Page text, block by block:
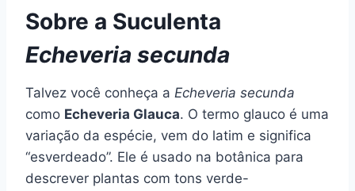
Sobre a Suculenta
Echeveria secunda
Talvez você conheça a Echeveria secunda
como Echeveria Glauca. O termo glauco é uma
variação da espécie, vem do latim e significa
“esverdeado”. Ele é usado na botânica para
descrever plantas com tons verde-